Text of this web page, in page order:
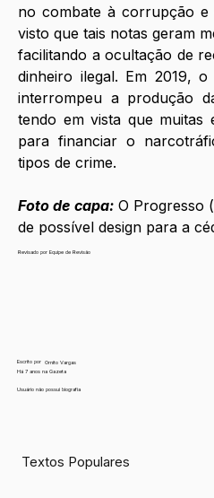
no combate à corrupção
visto que tais notas geram
facilitando a ocultação de
dinheiro ilegal. Em 2019,
interrompeu a produção
tendo em vista que muitas
para financiar o
tipos de crime.
Foto de capa: O Progresso
de possível design para a
Revisado por Equipe de Revisão
Escrito por
Ornito Vargas
Há 7 anos na Gazeta
Usuário não possui biografia
Textos Populares